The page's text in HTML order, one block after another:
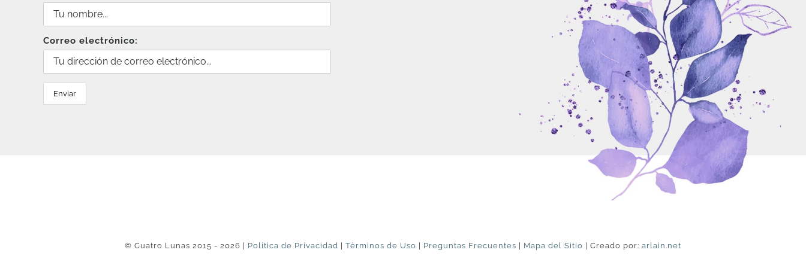
Correo electrónico:
© Cuatro Lunas 2015 - 2026 | Política de Privacidad | Términos de Uso | Preguntas Frecuentes | Mapa del Sitio | Creado por: arlain.net